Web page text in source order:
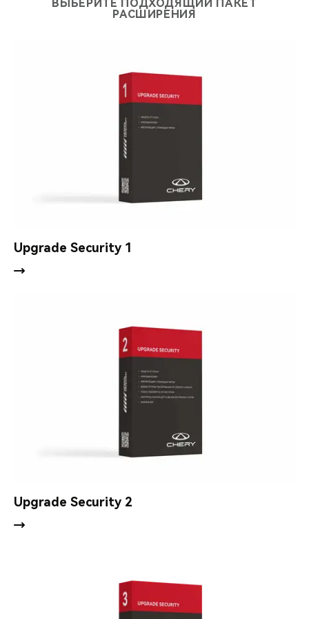
Подключение мониторинговых услуг (дополнительная
ВЫБЕРИТЕ ПОДХОДЯЩИЙ ПАКЕТ
РАСШИРЕНИЯ
Upgrade Security 1
Upgrade Security 2